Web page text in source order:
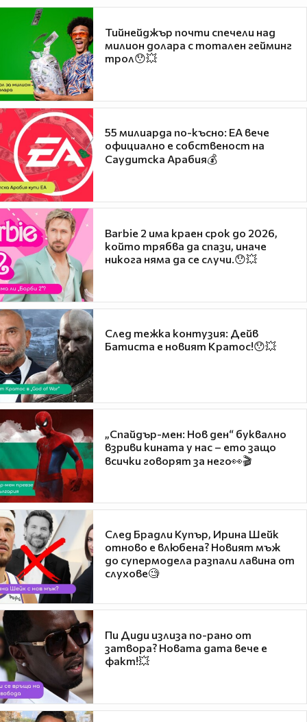
Тийнейджър почти спечели над
милион долара с тотален гейминг
трол😯💥
55 милиарда по-късно: EA вече
официално е собственост на
Саудитска Арабия💰
Barbie 2 има краен срок до 2026,
който трябва да спази, иначе
никога няма да се случи.😯💥
След тежка контузия: Дейв
Батиста е новият Кратос!😯💥
„Спайдър-мен: Нов ден“ буквално
взриви кината у нас – ето защо
всички говорят за него👀🎬
След Брадли Купър, Ирина Шейк
отново е влюбена? Новият мъж
до супермодела разпали лавина от
слухове🧐
Пи Диди излиза по-рано от
затвора? Новата дата вече е
факт!💥